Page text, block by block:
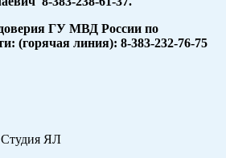
ГУ МВД России по
(горячая линия): 8-383-232-76-75
Студия ЯЛ